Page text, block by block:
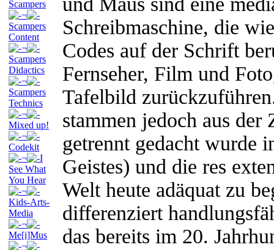
Scampers
¬
Scampers
Content
¬
Scampers
Didactics
¬
Scampers
Technics
¬
Mixed up!
¬
Codekit
¬
I
See What
You Hear
¬
Kids-Arts-
Media
¬
Me[i]Mus
¬
Schreibmaschine, die
Codes auf der Schrift
Fernseher, Film und
Tafelbild
stammen jedoch aus
getrennt gedacht wurde
Geistes) und die res
Welt heute adäquat zu
differenziert
das bereits im 20.